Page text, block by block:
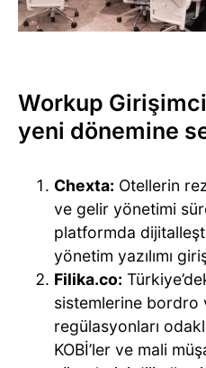
Workup
yeni dönemine
Chexta: Otellerin
ve gelir yönetimi
platformda
yönetim yazılımı
Filika.co:
sistemlerine bordro
regülasyonları
KOBİ’ler ve mali